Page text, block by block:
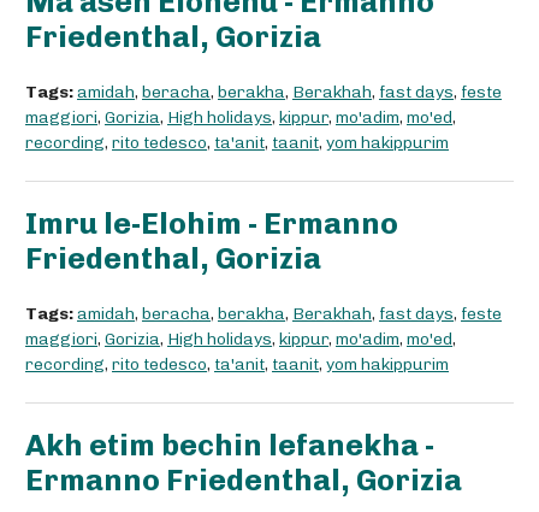
Friedenthal, Gorizia
Tags:amidah, beracha, berakha, Berakhah, fast days, feste
maggiori, Gorizia, High holidays, kippur, mo'adim, mo'ed,
recording, rito tedesco, ta'anit, taanit, yom hakippurim
Imru le-Elohim - Ermanno
Friedenthal, Gorizia
Tags:amidah, beracha, berakha, Berakhah, fast days, feste
maggiori, Gorizia, High holidays, kippur, mo'adim, mo'ed,
recording, rito tedesco, ta'anit, taanit, yom hakippurim
Akh etim bechin lefanekha -
Ermanno Friedenthal, Gorizia